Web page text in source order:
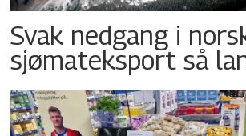
Svak nedgang i
sjømateksport så